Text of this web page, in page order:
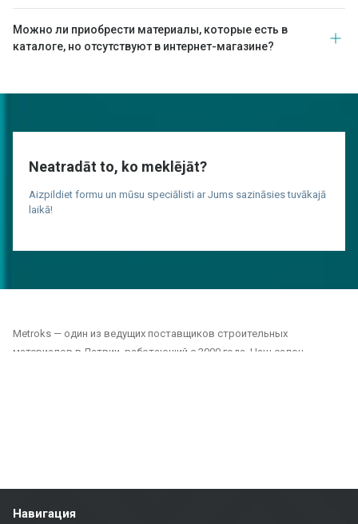
Можно ли приобрести материалы, которые есть в
каталоге, но отсутствуют в интернет-магазине?
Neatradāt to, ko meklējāt?
Aizpildiet formu un mūsu speciālisti ar Jums sazināsies tuvākajā
laikā!
Metroks — один из ведущих поставщиков строительных
материалов в Латвии, работающий с 2000 года. Наш салон
дизайнов, подходящая для ванных комнат, кухонь, общественных
Навигация